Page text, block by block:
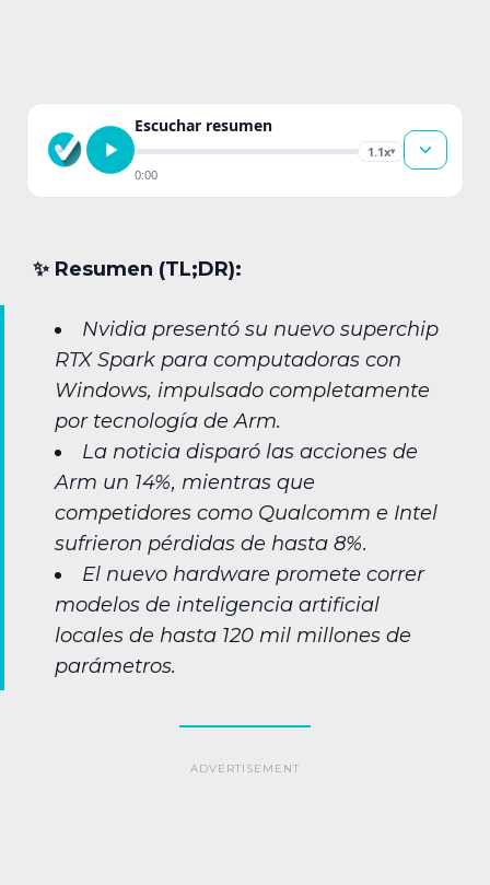
Escuchar resumen
1.1x▾
0:00
✨︎ Resumen (TL;DR):
Nvidia presentó su nuevo superchip
RTX Spark para computadoras con
Windows, impulsado completamente
por tecnología de Arm.
La noticia disparó las acciones de
Arm un 14%, mientras que
competidores como Qualcomm e Intel
sufrieron pérdidas de hasta 8%.
El nuevo hardware promete correr
modelos de inteligencia artificial
locales de hasta 120 mil millones de
parámetros.